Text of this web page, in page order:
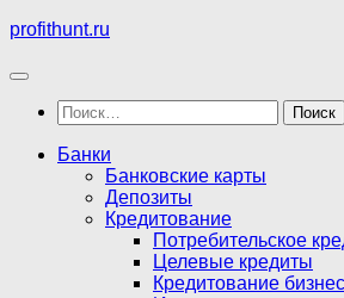
Перейти
содержимому
profithunt.ru
Найти:
Банки
Банковские карты
Депозиты
Кредитование
Потребительское
Целевые кредиты
Кредитование